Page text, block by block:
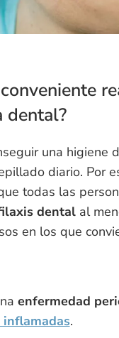
dental?
una higiene
diario. Por
todas las
dental al
en los que
enfermedad
inflamadas.